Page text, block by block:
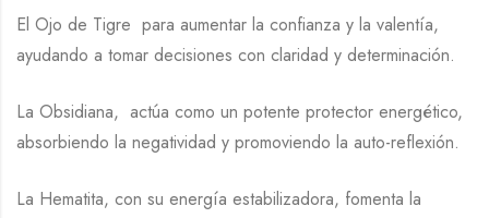
El Ojo de Tigre para aumentar la confianza y la valentía,
ayudando a tomar decisiones con claridad y determinación.
La Obsidiana, actúa como un potente protector energético,
absorbiendo la negatividad y promoviendo la auto-reflexión.
La Hematita, con su energía estabilizadora, fomenta la